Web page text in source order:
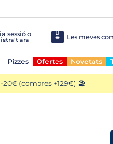
Les meves
Pizzes Ofertes Novetats
-20€ (compres +129€) 🏖️